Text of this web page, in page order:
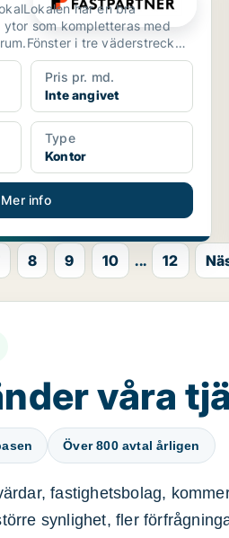
har en bra
som kompletteras med
i tre väderstreck
Pris pr. md.
Inte angivet
Type
Kontor
Mer info
8 9 10 ... 12
våra
Över 800 avtal årligen
fastighetsbolag,
synlighet, fler